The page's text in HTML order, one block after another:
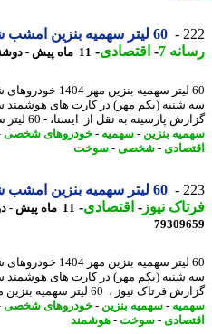
60 لیتر سهمیه بنزین امشب شارژ می شود
7
-اقتصادی-11 ماه پیش - دوشنبه 31 شهریور 1404، 07:45
60 لیتر سهمیه بنزین مهر
شنبه (یکم مهر) در کارت های هوشمند
پارسینه به نقل از ایسنا، - 60 لیتر سهمیه بنزین ...
بنزین- سهمیه-خودروهای شخصی-
-شخصی-سوخت
60 لیتر سهمیه بنزین امشب شارژ می شود
نیوز-اقتصادی-11 ماه پیش - دوشنبه 31 شهریور 1404، 07:35
60 لیتر سهمیه بنزین مهر
شنبه (یکم مهر) در کارت های هوشمند
نیوز ، 60 لیتر سهمیه بنزین مهرماه، هفتمین ...
-سهمیه بنزین- خودروهای شخصی-
-سوخت-هوشمند